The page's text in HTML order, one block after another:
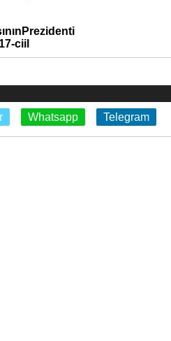
ının Prezidenti
ciil
Whatsapp Telegram